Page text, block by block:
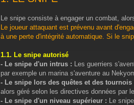
Le snipe consiste à engager un combat,
Le joueur attaquant est prévenu avant
à une perte d'intégrité automatique. Si le
1.1. Le snipe autorisé
- Le snipe d'un intrus : Les guerriers
par exemple un marina s'aventure au
- Le snipe lors des quêtes et des tournois
alors géré selon les directives données par
- Le snipe d'un niveau supérieur : Le